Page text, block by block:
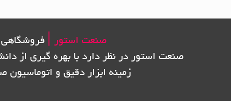
صنعت استور |
صنعت استور در نظر دارد با بهره گیری از
زمینه ابزار دقیق و اتوماسیون